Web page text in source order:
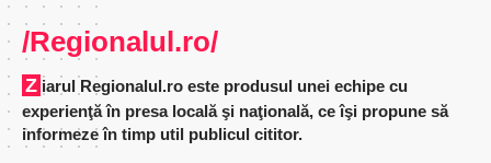
/Regionalul.ro/
Ziarul Regionalul.ro este produsul unei echipe cu
experienţă în presa locală şi naţională, ce îşi propune să
informeze în timp util publicul cititor.